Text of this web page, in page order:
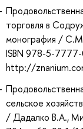
торговля в
монография /
ISBN 978-5-
http://
сельское
/ Дадалко В.А.,